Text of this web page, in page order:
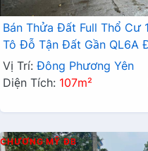
Bán Thửa Đất Full Thổ Cư
Tô Đỗ Tận Đất Gần QL6A
Vị Trí: Đông Phương Yên
Diện Tích: 107m²
CHƯƠNG MỸ ĐB